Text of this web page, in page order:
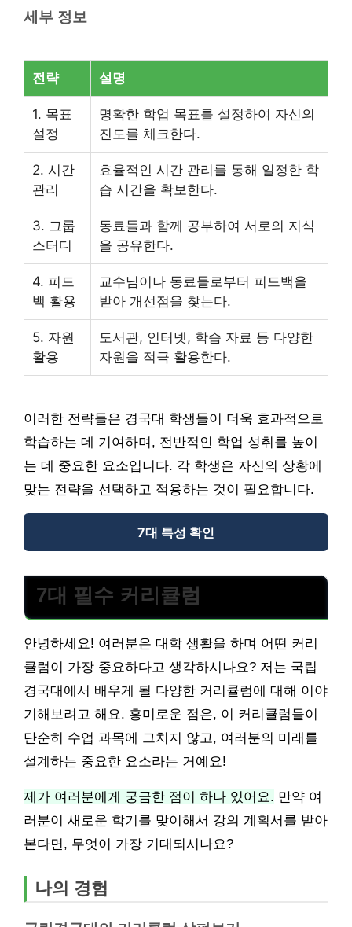
세부 정보
전략 설명
1. 목표
설정
명확한 학업 목표를 설정하여 자신의
진도를 체크한다.
2. 시간
관리
효율적인 시간 관리를 통해 일정한 학
습 시간을 확보한다.
3. 그룹
스터디
동료들과 함께 공부하여 서로의 지식
을 공유한다.
4. 피드
백 활용
교수님이나 동료들로부터 피드백을
받아 개선점을 찾는다.
5. 자원
활용
도서관, 인터넷, 학습 자료 등 다양한
자원을 적극 활용한다.
이러한 전략들은 경국대 학생들이 더욱 효과적으로
학습하는 데 기여하며, 전반적인 학업 성취를 높이
는 데 중요한 요소입니다. 각 학생은 자신의 상황에
맞는 전략을 선택하고 적용하는 것이 필요합니다.
7대 특성 확인
7대 필수 커리큘럼
안녕하세요! 여러분은 대학 생활을 하며 어떤 커리
큘럼이 가장 중요하다고 생각하시나요? 저는 국립
경국대에서 배우게 될 다양한 커리큘럼에 대해 이야
기해보려고 해요. 흥미로운 점은, 이 커리큘럼들이
단순히 수업 과목에 그치지 않고, 여러분의 미래를
설계하는 중요한 요소라는 거예요!
제가 여러분에게 궁금한 점이 하나 있어요. 만약 여
러분이 새로운 학기를 맞이해서 강의 계획서를 받아
본다면, 무엇이 가장 기대되시나요?
나의 경험